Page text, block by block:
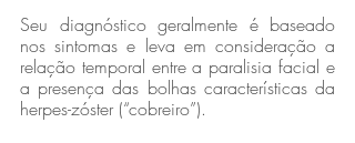
Seu diagnóstico geralmente é baseado
nos sintomas e leva em consideração a
relação temporal entre a paralisia facial e
a presença das bolhas características da
herpes-zóster (“cobreiro”).